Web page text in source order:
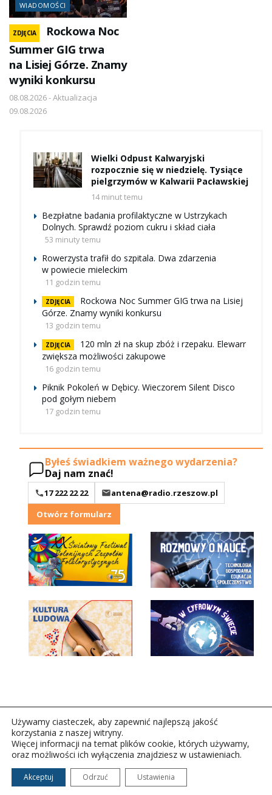
WIADOMOŚCI
ZDJĘCIA
Rockowa Noc
Summer GIG trwa
na Lisiej Górze. Znamy
wyniki konkursu
08.08.2026 - Aktualizacja
09.08.2026
Wielki Odpust Kalwaryjski
rozpocznie się w niedzielę. Tysiące
pielgrzymów w Kalwarii Pacławskiej
14 minut temu
Bezpłatne badania profilaktyczne w Ustrzykach
Dolnych. Sprawdź poziom cukru i skład ciała
53 minuty temu
Rowerzysta trafił do szpitala. Dwa zdarzenia
w powiecie mieleckim
11 godzin temu
ZDJĘCIA
Rockowa Noc Summer GIG trwa na Lisiej
Górze. Znamy wyniki konkursu
13 godzin temu
ZDJĘCIA
120 mln zł na skup zbóż i rzepaku. Elewarr
zwiększa możliwości zakupowe
16 godzin temu
Piknik Pokoleń w Dębicy. Wieczorem Silent Disco
pod gołym niebem
17 godzin temu
Byłeś świadkiem ważnego wydarzenia?
Daj nam znać!
17 222 22 22
antena@radio.rzeszow.pl
Otwórz formularz
Copyright © 2026Polskie Radio Rzeszów S.A. w likwidacj.
Wszelkie prawa zastrzeżone.
Używamy ciasteczek, aby zapewnić najlepszą jakość
korzystania z naszej witryny.
Więcej informacji na temat plików cookie, których używamy,
oraz możliwości ich wyłączenia znajdziesz w ustawieniach.
Akceptuj Odrzuć Ustawienia